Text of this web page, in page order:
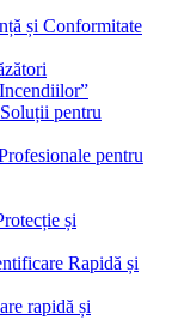
și Conformitate
pentru
pentru
și
Rapidă și
rapidă și